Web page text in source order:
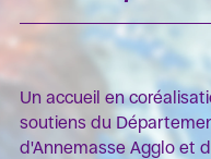
Un accueil en
soutiens du
d'Annemasse Agglo et